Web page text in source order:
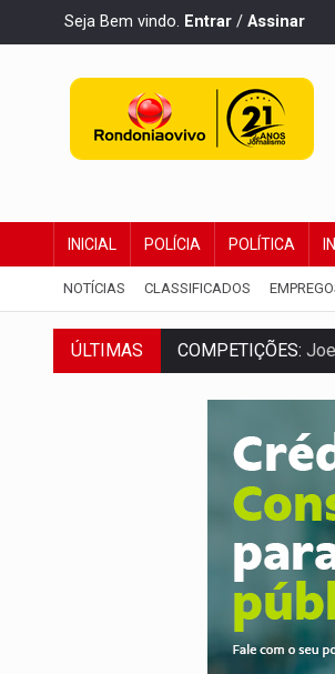
Seja Bem vindo. Entrar / Assinar
INICIAL POLÍCIA POLÍTICA
NOTÍCIAS CLASSIFICADOS
ÚLTIMAS COMPETIÇÕES:
PERIGO:Moradores
COLIGAÇÃO:
INCLUSÃO: APAE
CLUBE DOS R$
INTERIOR:Ouro
VULGO 'UNIÃO':